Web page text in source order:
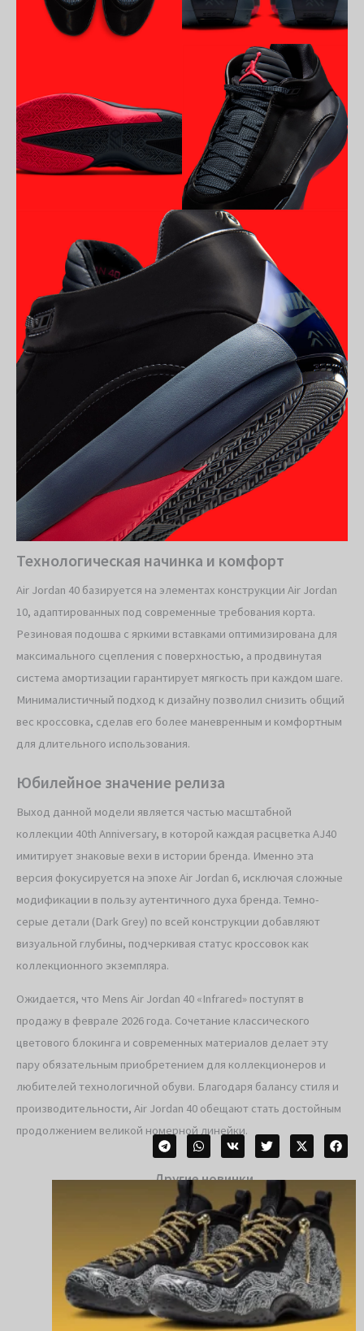
Технологическая начинка и комфорт
Air Jordan 40 базируется на элементах конструкции Air Jordan
10, адаптированных под современные требования корта.
Резиновая подошва с яркими вставками оптимизирована для
максимального сцепления с поверхностью, а продвинутая
система амортизации гарантирует мягкость при каждом шаге.
Минималистичный подход к дизайну позволил снизить общий
вес кроссовка, сделав его более маневренным и комфортным
для длительного использования.
Юбилейное значение релиза
Выход данной модели является частью масштабной
коллекции 40th Anniversary, в которой каждая расцветка AJ40
имитирует знаковые вехи в истории бренда. Именно эта
версия фокусируется на эпохе Air Jordan 6, исключая сложные
модификации в пользу аутентичного духа бренда. Темно-
серые детали (Dark Grey) по всей конструкции добавляют
визуальной глубины, подчеркивая статус кроссовок как
коллекционного экземпляра.
Ожидается, что Mens Air Jordan 40 «Infrared» поступят в
продажу в феврале 2026 года. Сочетание классического
цветового блокинга и современных материалов делает эту
пару обязательным приобретением для коллекционеров и
любителей технологичной обуви. Благодаря балансу стиля и
производительности, Air Jordan 40 обещают стать достойным
продолжением великой номерной линейки.
Другие новинки